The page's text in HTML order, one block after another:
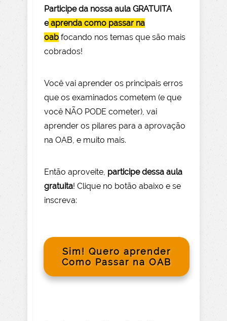
Participe da nossa aula GRATUITA
e aprenda como passar na
oab focando nos temas que são mais
cobrados!
Você vai aprender os principais erros
que os examinados cometem (e que
você NÃO PODE cometer), vai
aprender os pilares para a aprovação
na OAB, e muito mais.
Então aproveite, participe dessa aula
gratuita! Clique no botão abaixo e se
inscreva:
Sim! Quero aprender
Como Passar na OAB